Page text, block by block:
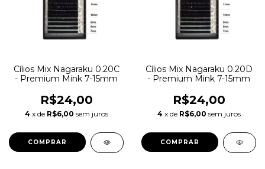
Cílios Mix Nagaraku 0.20C
- Premium Mink 7-15mm
R$24,00
4 x de R$6,00 sem juros
Cílios Mix Nagaraku 0.20D
- Premium Mink 7-15mm
R$24,00
4 x de R$6,00 sem juros